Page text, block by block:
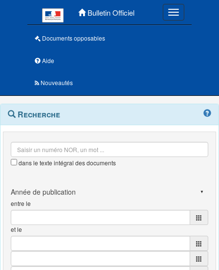
Bulletin Officiel Toggle
Documents opposables
Aide
Nouveautés
Navigation
outils
Menu
contextuel
Recherche
dans le texte intégral des documents
entre le
et le